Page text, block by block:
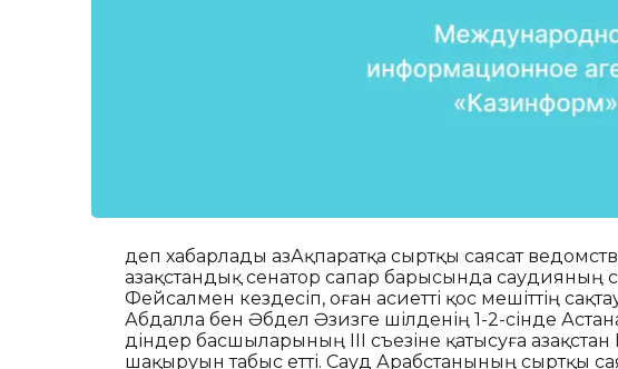
деп хабарлады ҚазАқпаратқа сыртқы саясат
Қазақстандық сенатор сапар барысында саудияның
Фейсалмен кездесіп, оған Қасиетті қос мешіттің
Абдалла бен Әбдел Әзизге шілденің 1-2-сінде
діндер басшыларының ІІІ съезіне қатысуға
шақыруын табыс етті. Сауд Арабстанының сыртқы